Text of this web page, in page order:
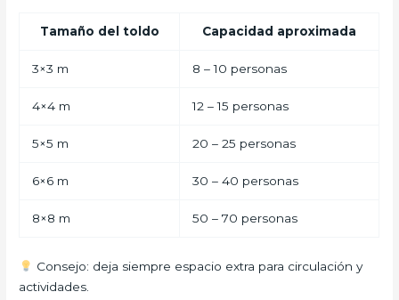
Tamaño del toldo Capacidad aproximada
3×3 m 8 – 10 personas
4×4 m 12 – 15 personas
5×5 m 20 – 25 personas
6×6 m 30 – 40 personas
8×8 m 50 – 70 personas
Consejo: deja siempre espacio extra para circulación y
actividades.